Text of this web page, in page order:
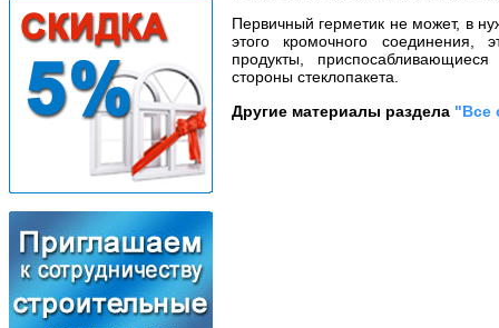
Первичный герметик не может, в
этого кромочного соединения,
продукты,
стороны стеклопакета.
Другие материалы раздела "Все